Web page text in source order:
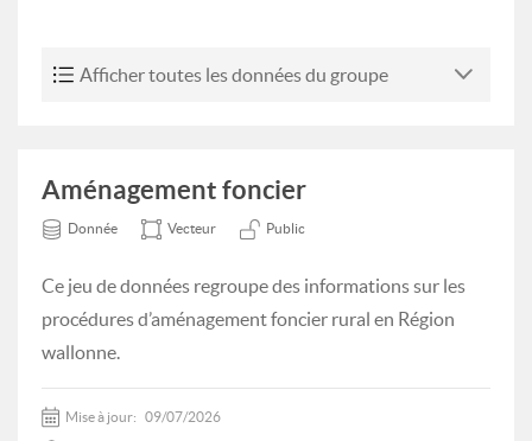
Afficher toutes les données du groupe
Aménagement foncier
Donnée Vecteur Public
Ce jeu de données regroupe des informations sur les
procédures d’aménagement foncier rural en Région
wallonne.
Mise à jour: 09/07/2026